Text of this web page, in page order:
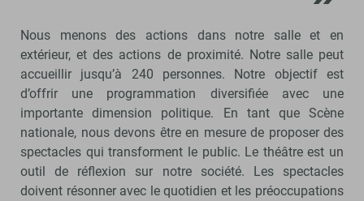
Nous menons des actions dans notre salle et en
extérieur, et des actions de proximité. Notre salle peut
accueillir jusqu’à 240 personnes. Notre objectif est
d’offrir une programmation diversifiée avec une
importante dimension politique. En tant que Scène
nationale, nous devons être en mesure de proposer des
spectacles qui transforment le public. Le théâtre est un
outil de réflexion sur notre société. Les spectacles
doivent résonner avec le quotidien et les préoccupations